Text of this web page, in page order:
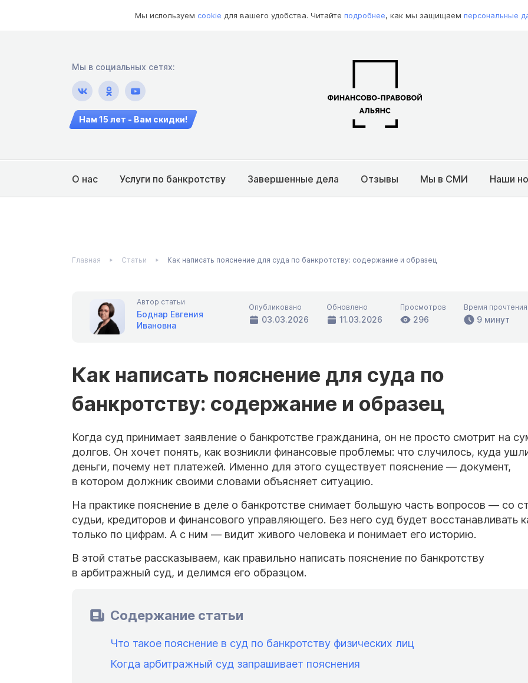
Мы используем cookie для вашего удобства. Читайте подробнее, как мы защищаем персональные
Мы в социальных сетях:
Нам 15 лет - Вам скидки!
О нас Услуги по банкротству Завершенные дела Отзывы Мы в СМИ Наши
Главная Статьи Как написать пояснение для суда по банкротству: содержание и образец
Автор статьи
Боднар Евгения
Ивановна
Опубликовано
03.03.2026
Обновлено
11.03.2026
Просмотров
296
Время прочтения
9 минут
Как написать пояснение для суда по
банкротству: содержание и образец
Когда суд принимает заявление о банкротстве гражданина, он не просто смотрит на
долгов. Он хочет понять, как возникли финансовые проблемы: что случилось, куда
деньги, почему нет платежей. Именно для этого существует пояснение — документ,
в котором должник своими словами объясняет ситуацию.
На практике пояснение в деле о банкротстве снимает большую часть вопросов — со
судьи, кредиторов и финансового управляющего. Без него суд будет восстанавливать
только по цифрам. А с ним — видит живого человека и понимает его историю.
В этой статье рассказываем, как правильно написать пояснение по банкротству
в арбитражный суд, и делимся его образцом.
Содержание статьи
Что такое пояснение в суд по банкротству физических лиц
Когда арбитражный суд запрашивает пояснения